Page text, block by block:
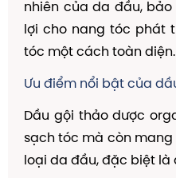
nhiên của da đầu,
lợi cho nang tóc phát
tóc một cách toàn diện.
Ưu điểm nổi bật của
Dầu gội thảo dược
sạch tóc mà còn mang
loại da đầu, đặc biệt